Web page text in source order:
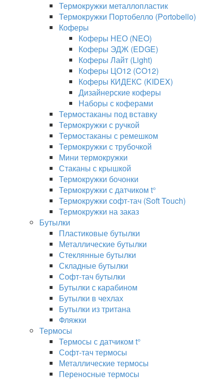
Термокружки металлопластик
Термокружки Портобелло (Portobello)
Коферы
Коферы НЕО (NEO)
Коферы ЭДЖ (EDGE)
Коферы Лайт (Light)
Коферы ЦО12 (CO12)
Коферы КИДЕКС (KIDEX)
Дизайнерские коферы
Наборы с коферами
Термостаканы под вставку
Термокружки с ручкой
Термостаканы с ремешком
Термокружки с трубочкой
Мини термокружки
Стаканы с крышкой
Термокружки бочонки
Термокружки с датчиком t°
Термокружки софт-тач (Soft Touch)
Термокружки на заказ
Бутылки
Пластиковые бутылки
Металлические бутылки
Стеклянные бутылки
Складные бутылки
Софт-тач бутылки
Бутылки с карабином
Бутылки в чехлах
Бутылки из тритана
Фляжки
Термосы
Термосы с датчиком t°
Софт-тач термосы
Металлические термосы
Переносные термосы